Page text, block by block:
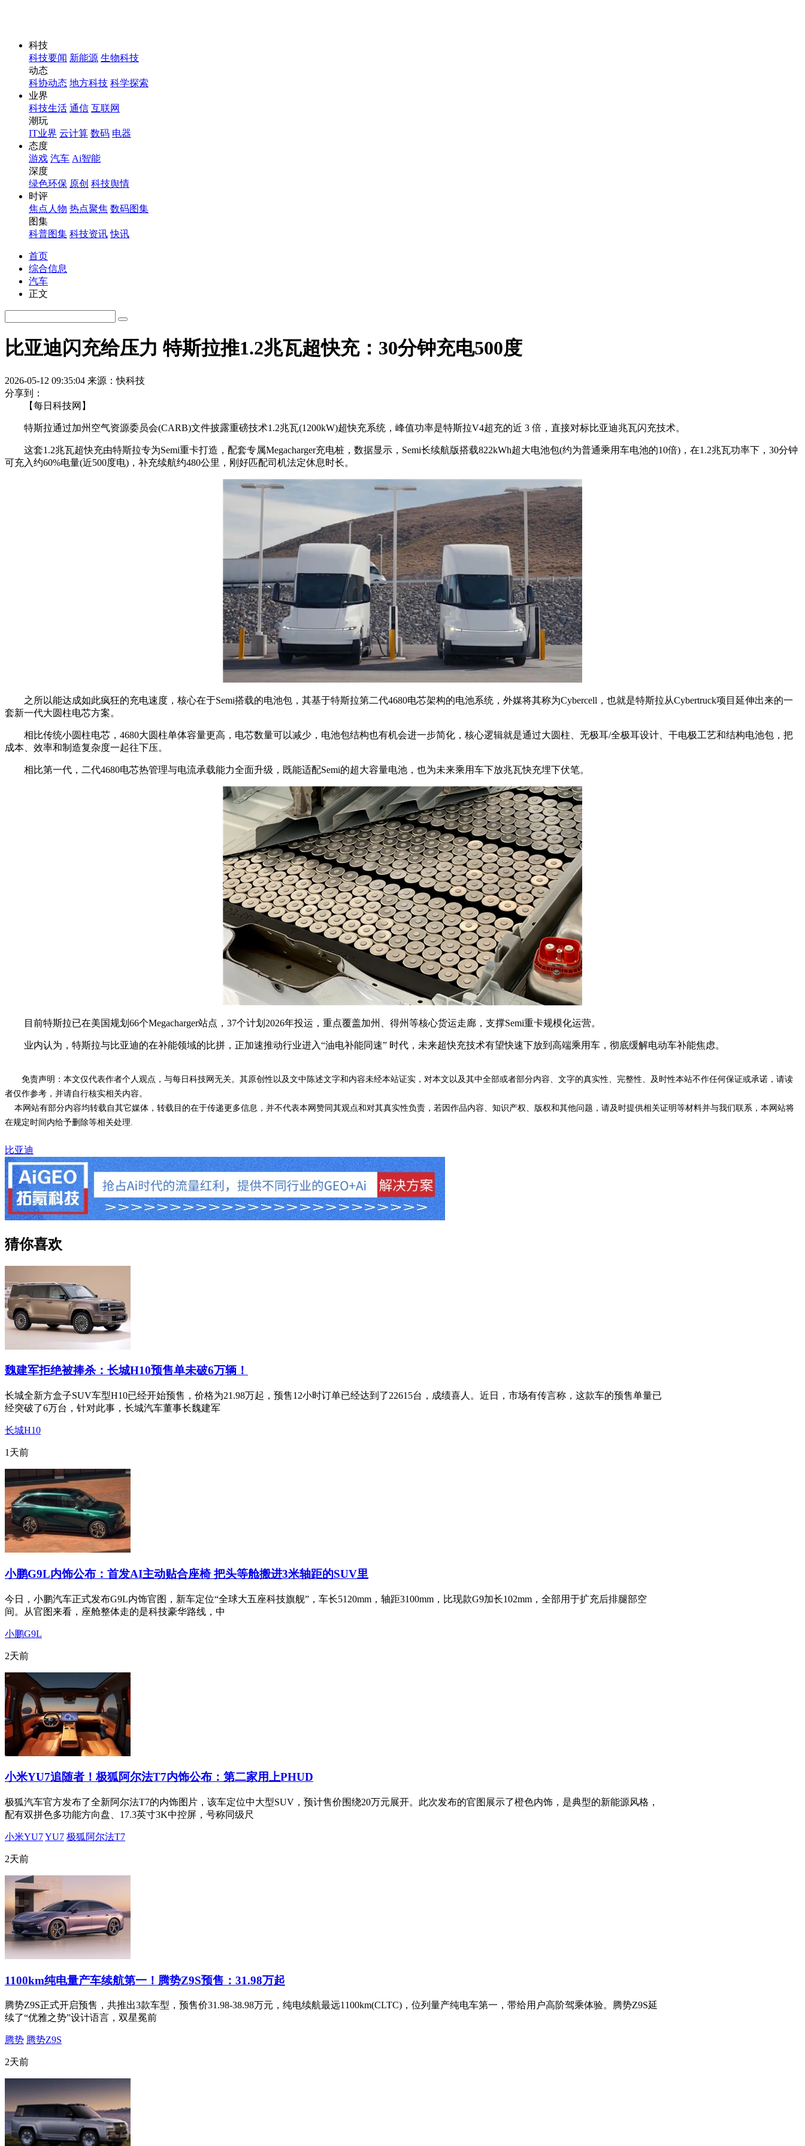
科技
科技要闻 新能源 生物科技
动态
科协动态 地方科技 科学探索
业界
科技生活 通信 互联网
潮玩
IT业界 云计算 数码 电器
态度
游戏 汽车 Ai智能
深度
绿色环保 原创 科技舆情
时评
焦点人物 热点聚焦 数码图集
图集
科普图集 科技资讯 快讯
首页
综合信息
汽车
正文
比亚迪闪充给压力 特斯拉推1.2兆瓦超快充：30分钟充电500度
2026-05-12 09:35:04 来源：快科技
分享到：
【每日科技网】
特斯拉通过加州空气资源委员会(CARB)文件披露重磅技术1.2兆瓦(1200kW)超快充系统，峰值功率是特斯拉V4超充的近 3 倍，直接对标比亚迪兆瓦闪充技术。
这套1.2兆瓦超快充由特斯拉专为Semi重卡打造，配套专属Megacharger充电桩，数据显示，Semi长续航版搭载822kWh超大电池包(约为普通乘用车电池的10倍)，在1.2兆瓦功率下，30分钟
可充入约60%电量(近500度电)，补充续航约480公里，刚好匹配司机法定休息时长。
之所以能达成如此疯狂的充电速度，核心在于Semi搭载的电池包，其基于特斯拉第二代4680电芯架构的电池系统，外媒将其称为Cybercell，也就是特斯拉从Cybertruck项目延伸出来的一
套新一代大圆柱电芯方案。
相比传统小圆柱电芯，4680大圆柱单体容量更高，电芯数量可以减少，电池包结构也有机会进一步简化，核心逻辑就是通过大圆柱、无极耳/全极耳设计、干电极工艺和结构电池包，把
成本、效率和制造复杂度一起往下压。
相比第一代，二代4680电芯热管理与电流承载能力全面升级，既能适配Semi的超大容量电池，也为未来乘用车下放兆瓦快充埋下伏笔。
目前特斯拉已在美国规划66个Megacharger站点，37个计划2026年投运，重点覆盖加州、得州等核心货运走廊，支撑Semi重卡规模化运营。
业内认为，特斯拉与比亚迪的在补能领域的比拼，正加速推动行业进入“油电补能同速” 时代，未来超快充技术有望快速下放到高端乘用车，彻底缓解电动车补能焦虑。
免责声明：本文仅代表作者个人观点，与每日科技网无关。其原创性以及文中陈述文字和内容未经本站证实，对本文以及其中全部或者部分内容、文字的真实性、完整性、及时性本站不作任何保证或承诺，请读
者仅作参考，并请自行核实相关内容。
本网站有部分内容均转载自其它媒体，转载目的在于传递更多信息，并不代表本网赞同其观点和对其真实性负责，若因作品内容、知识产权、版权和其他问题，请及时提供相关证明等材料并与我们联系，本网站将
在规定时间内给予删除等相关处理.
比亚迪
猜你喜欢
魏建军拒绝被捧杀：长城H10预售单未破6万辆！
长城全新方盒子SUV车型H10已经开始预售，价格为21.98万起，预售12小时订单已经达到了22615台，成绩喜人。近日，市场有传言称，这款车的预售单量已
经突破了6万台，针对此事，长城汽车董事长魏建军
长城H10
1天前
小鹏G9L内饰公布：首发AI主动贴合座椅 把头等舱搬进3米轴距的SUV里
今日，小鹏汽车正式发布G9L内饰官图，新车定位“全球大五座科技旗舰”，车长5120mm，轴距3100mm，比现款G9加长102mm，全部用于扩充后排腿部空
间。从官图来看，座舱整体走的是科技豪华路线，中
小鹏G9L
2天前
小米YU7追随者！极狐阿尔法T7内饰公布：第二家用上PHUD
极狐汽车官方发布了全新阿尔法T7的内饰图片，该车定位中大型SUV，预计售价围绕20万元展开。此次发布的官图展示了橙色内饰，是典型的新能源风格，
配有双拼色多功能方向盘、17.3英寸3K中控屏，号称同级尺
小米YU7YU7 极狐阿尔法T7
2天前
1100km纯电量产车续航第一！腾势Z9S预售：31.98万起
腾势Z9S正式开启预售，共推出3款车型，预售价31.98-38.98万元，纯电续航最远1100km(CLTC)，位列量产纯电车第一，带给用户高阶驾乘体验。腾势Z9S延
续了“优雅之势”设计语言，双星冕前
腾势 腾势Z9S
2天前